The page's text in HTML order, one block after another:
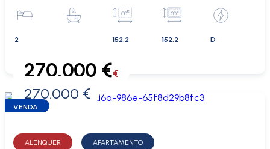
2 152.2 152.2 D
0 €
270.000 €€
270.000 €
VENDA
ALENQUER APARTAMENTO